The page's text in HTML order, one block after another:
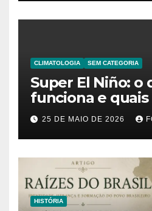
CLIMATOLOGIA SEM CATEGORIA
Super El Niño: o
funciona e
os impactos
climático
no mundo
25 DE MAIO DE 2026
HISTÓRIA